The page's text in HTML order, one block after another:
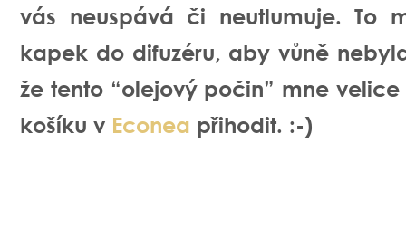
vás neuspává či neutlumuje. To
kapek do difuzéru, aby vůně
že tento “olejový počin” mne
košíku v Econea přihodit. :-)